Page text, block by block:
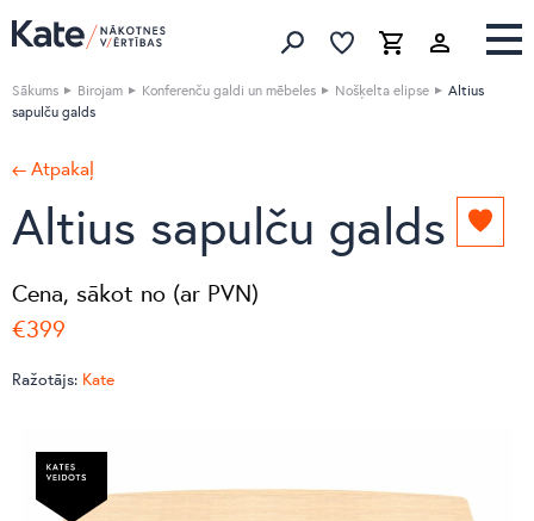
Meklēt produktus
IzlaseGrozs Izlase
Sākums Birojam Konferenču galdi un mēbeles Nošķelta elipse
Altius
sapulču galds
← Atpakaļ
Altius sapulču galds
Cena, sākot no (ar PVN)
€399
Ražotājs: Kate